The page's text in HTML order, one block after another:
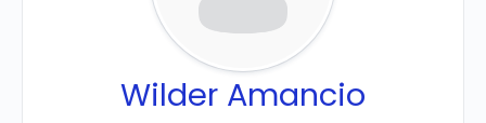
Wilder Amancio